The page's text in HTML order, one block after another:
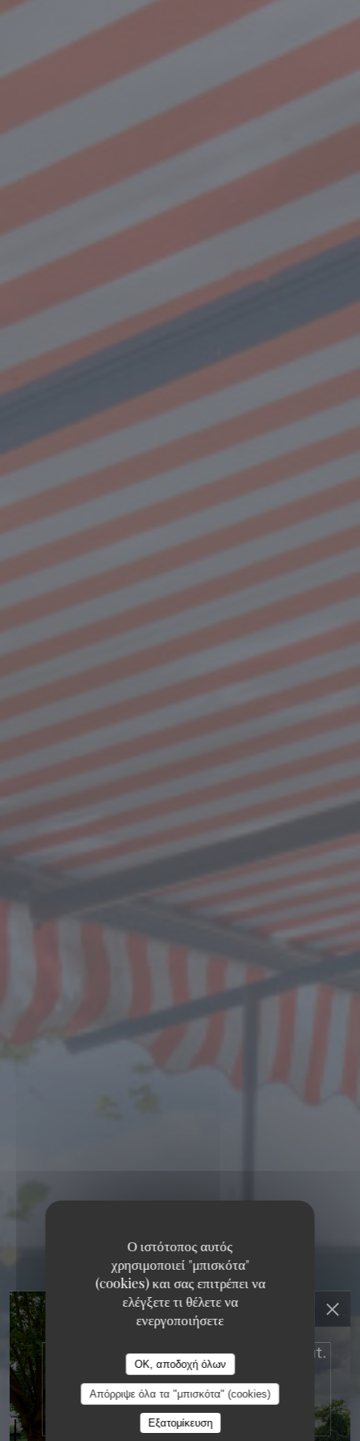
Ο ιστότοπος αυτός
χρησιμοποιεί "μπισκότα"
(cookies) και σας επιτρέπει να
ελέγξετε τι θέλετε να
ενεργοποιήσετε
OK, αποδοχή όλων
Απόρριψε όλα τα "μπισκότα" (cookies)
Εξατομίκευση
RESTAURANT MAISON
FOURNAISE
ΠΑΡΑΔΟΣΙΑΚΌ ΓΑΛΛΙΚΌ ΕΣΤΙΑΤΌΡΙΟ
BAC - ILE DES IMPRESSIONNISTES 78400
CHATOU
RESTAURANT MAISON FOURNAISE